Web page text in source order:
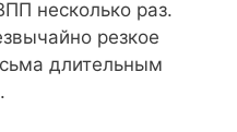
несколько раз.
резкое
длительным
.